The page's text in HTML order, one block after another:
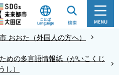
おおた（外国人の方へ）
の多言語情報紙（がいこくじ
し）